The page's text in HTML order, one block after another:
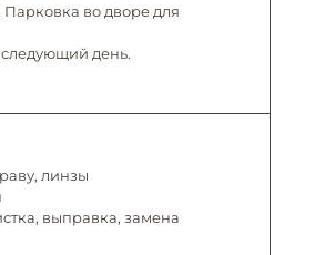
во дворе для
следующий день.
линзы
выправка, замена